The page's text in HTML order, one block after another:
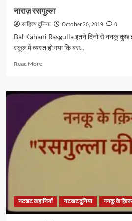
नाराज़ रसगुल्ला
साहित्य दुनिया October 20, 2019
0
Bal Kahani Rasgulla इतने दिनों से ननकू कुछ
स्कूल में व्यस्त हो गया कि बस...
Read MoreRead
नाराज़
रसगुल्ला
नटखट कहानियाँ नटखट दुनिया ननकू के